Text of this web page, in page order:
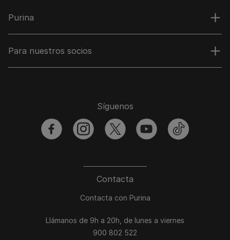
Purina
Para nuestros socios
Contacta
Contacta con Purina
Llámanos de 9h a 20h, de lunes a viernes
900 802 522
Síguenos
facebookinstagramtwitter youtubetiktok